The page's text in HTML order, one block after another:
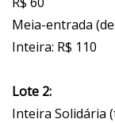
Meia-entrada
Inteira: R$ 110
Lote 2:
Inteira Solidária